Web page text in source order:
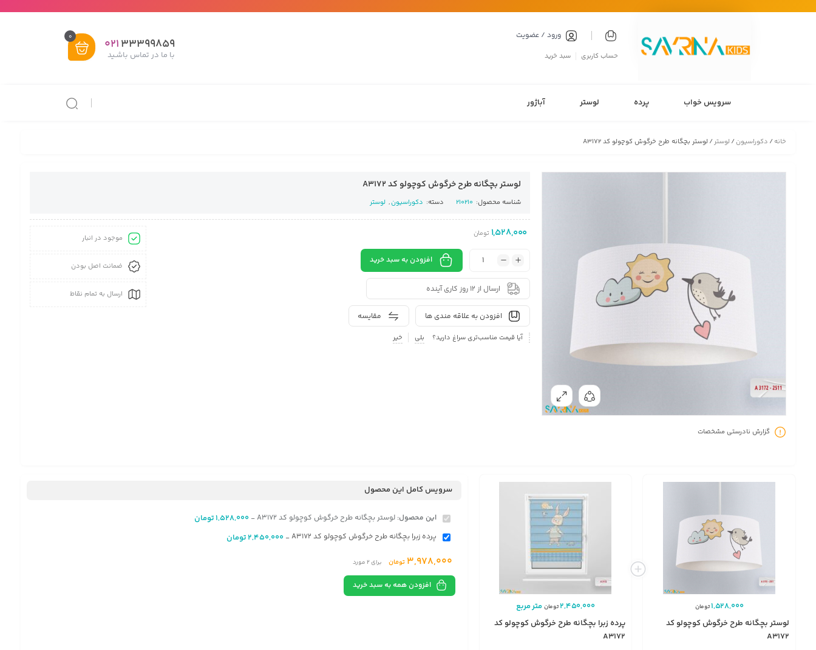
ورود / عضویت
حساب کاربری سبد خرید
33399859
021
با ما در تماس باشـید
0
سرویس خواب پرده لوستر آباژور
خانه/ دکوراسیون/ لوستر/ لوستر بچگانه طرح خرگوش کوچولو کد A3172
گزارش نادرستی مشخصات
لوستر بچگانه طرح خرگوش کوچولو کد A3172
شناسه محصول: 210210 دسته: دکوراسیون, لوستر
1,528,000 تومان
افزودن به سبد خرید
ارسال از 12 روز کاری آینده
مقایسه افزودن به علاقه مندی ها
آیا قیمت مناسب‌تری سراغ دارید؟ بلی خیر
موجود در انبار
ضمانت اصل بودن
ارسال به تمام نقاط
1,528,000تومان
لوستر بچگانه طرح خرگوش کوچولو کد
A3172
2,450,000تومانمتر مربع
پرده زبرا بچگانه طرح خرگوش کوچولو کد
A3172
سرویس کامل این محصول
این محصول: لوستر بچگانه طرح خرگوش کوچولو کد A3172 -
1,528,000تومان
پرده زبرا بچگانه طرح خرگوش کوچولو کد A3172 -
2,450,000تومان
3,978,000 تومان برای2مورد
افزودن همه به سبد خرید